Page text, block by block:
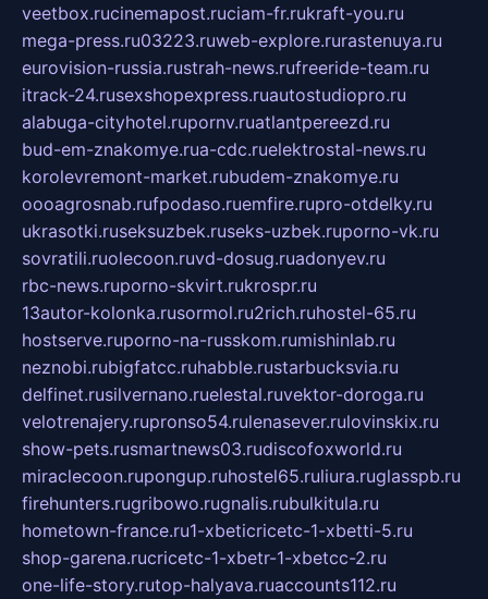
veetbox.rucinemapost.ruciam-fr.rukraft-you.ru
mega-press.ru03223.ruweb-explore.rurastenuya.ru
eurovision-russia.rustrah-news.rufreeride-team.ru
itrack-24.rusexshopexpress.ruautostudiopro.ru
alabuga-cityhotel.rupornv.ruatlantpereezd.ru
bud-em-znakomye.rua-cdc.ruelektrostal-news.ru
korolevremont-market.rubudem-znakomye.ru
oooagrosnab.rufpodaso.ruemfire.rupro-otdelky.ru
ukrasotki.ruseksuzbek.ruseks-uzbek.ruporno-vk.ru
sovratili.ruolecoon.ruvd-dosug.ruadonyev.ru
rbc-news.ruporno-skvirt.rukrospr.ru
13autor-kolonka.rusormol.ru2rich.ruhostel-65.ru
hostserve.ruporno-na-russkom.rumishinlab.ru
neznobi.rubigfatcc.ruhabble.rustarbucksvia.ru
delfinet.rusilvernano.ruelestal.ruvektor-doroga.ru
velotrenajery.rupronso54.rulenasever.rulovinskix.ru
show-pets.rusmartnews03.rudiscofoxworld.ru
miraclecoon.rupongup.ruhostel65.ruliura.ruglasspb.ru
firehunters.rugribowo.rugnalis.rubulkitula.ru
hometown-france.ru1-xbeticricetc-1-xbetti-5.ru
shop-garena.rucricetc-1-xbetr-1-xbetcc-2.ru
one-life-story.rutop-halyava.ruaccounts112.ru